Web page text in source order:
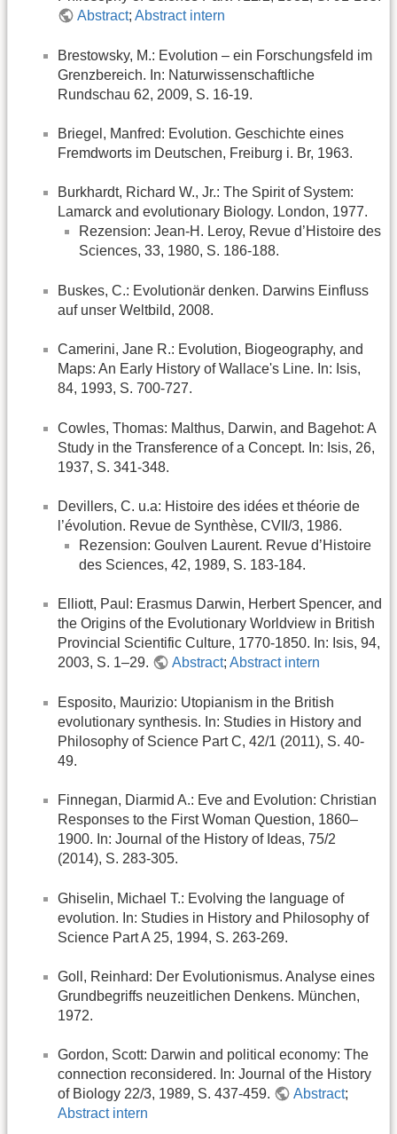
Abstract;Abstract intern
Brestowsky, M.: Evolution – ein Forschungsfeld im
Grenzbereich. In: Naturwissenschaftliche
Rundschau 62, 2009, S. 16-19.
Briegel, Manfred: Evolution. Geschichte eines
Fremdworts im Deutschen, Freiburg i. Br, 1963.
Burkhardt, Richard W., Jr.: The Spirit of System:
Lamarck and evolutionary Biology. London, 1977.
Rezension: Jean-H. Leroy, Revue d’Histoire des
Sciences, 33, 1980, S. 186-188.
Buskes, C.: Evolutionär denken. Darwins Einfluss
auf unser Weltbild, 2008.
Camerini, Jane R.: Evolution, Biogeography, and
Maps: An Early History of Wallace's Line. In: Isis,
84, 1993, S. 700-727.
Cowles, Thomas: Malthus, Darwin, and Bagehot: A
Study in the Transference of a Concept. In: Isis, 26,
1937, S. 341-348.
Devillers, C. u.a: Histoire des idées et théorie de
l’évolution. Revue de Synthèse, CVII/3, 1986.
Rezension: Goulven Laurent. Revue d’Histoire
des Sciences, 42, 1989, S. 183-184.
Elliott, Paul: Erasmus Darwin, Herbert Spencer, and
the Origins of the Evolutionary Worldview in British
Provincial Scientific Culture, 1770-1850. In: Isis, 94,
2003, S. 1–29.
Abstract;Abstract intern
Esposito, Maurizio: Utopianism in the British
evolutionary synthesis. In: Studies in History and
Philosophy of Science Part C, 42/1 (2011), S. 40-
49.
Finnegan, Diarmid A.: Eve and Evolution: Christian
Responses to the First Woman Question, 1860–
1900. In: Journal of the History of Ideas, 75/2
(2014), S. 283-305.
Ghiselin, Michael T.: Evolving the language of
evolution. In: Studies in History and Philosophy of
Science Part A 25, 1994, S. 263-269.
Goll, Reinhard: Der Evolutionismus. Analyse eines
Grundbegriffs neuzeitlichen Denkens. München,
1972.
Gordon, Scott: Darwin and political economy: The
connection reconsidered. In: Journal of the History
of Biology 22/3, 1989, S. 437-459.
Abstract;
Abstract intern